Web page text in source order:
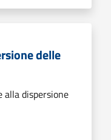
delle
alla dispersione